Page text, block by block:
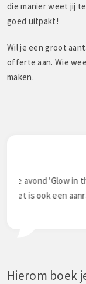
die manier weet jij
goed uitpakt!
Wil je een groot
offerte aan. Wie
maken.
Ilse van
"Genoten van
andere sfeer
Hierom boek